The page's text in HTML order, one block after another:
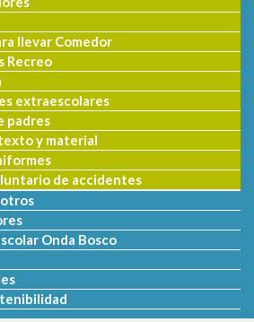
llevar Comedor
Recreo
extraescolares
padres
y material
de accidentes
Onda Bosco